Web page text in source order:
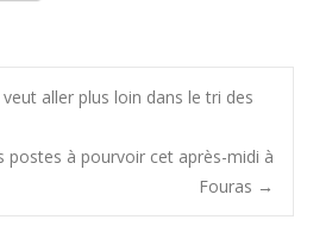
aller plus loin dans le tri des
postes à pourvoir cet après-midi à
Fouras →